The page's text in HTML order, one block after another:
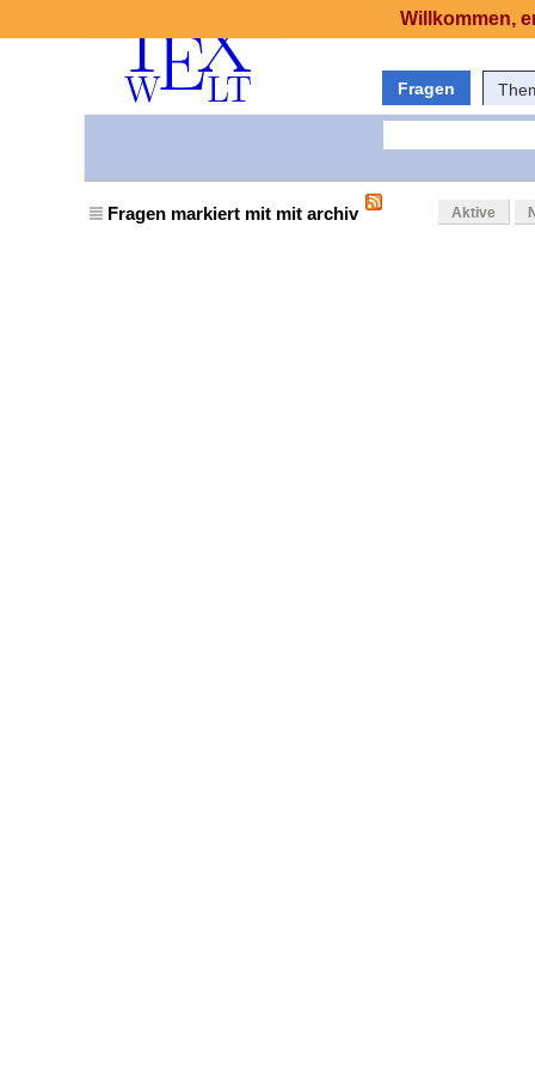
Fragen
Fragen markiert mit mit archiv Aktive
Willkommen,